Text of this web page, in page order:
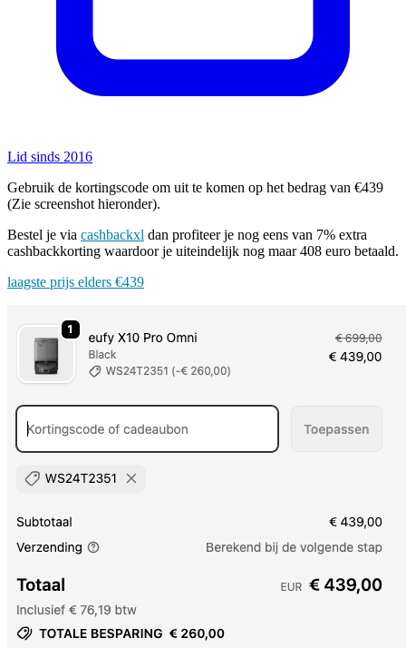
Lid sinds 2016
Gebruik de kortingscode om uit te komen op het bedrag van €439
(Zie screenshot hieronder).
Bestel je via cashbackxl dan profiteer je nog eens van 7% extra
cashbackkorting waardoor je uiteindelijk nog maar 408 euro betaald.
laagste prijs elders €439